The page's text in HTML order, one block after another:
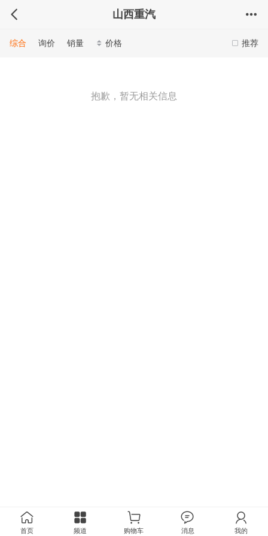
山西重汽
推荐
综合 询价 销量 价格
抱歉，暂无相关信息
首页 频道 购物车 消息 我的